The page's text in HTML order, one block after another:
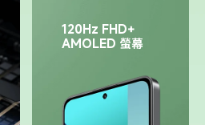
120Hz FHD+
AMOLED 螢幕